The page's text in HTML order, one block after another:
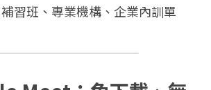
習班、專業機構、企業內訓單